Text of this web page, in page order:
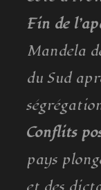
Fin de
Mandela
du Sud
Conflits
pays